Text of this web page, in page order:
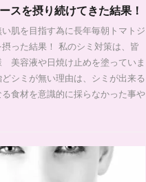
スを摂り続けてきた結果！
い肌を目指す為に長年毎朝トマトジ
摂った結果！ 私のシミ対策は、皆
美容液や日焼け止めを塗っていま
シミが無い理由は、シミが出来る
る食材を意識的に採らなかった事や